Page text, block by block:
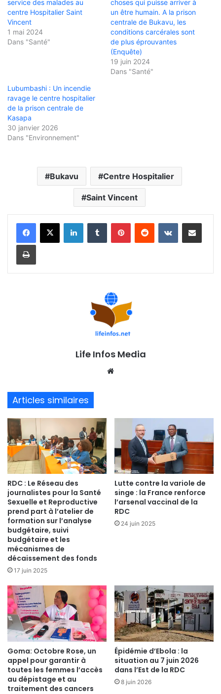
service des malades au
centre Hospitalier Saint
Vincent
1 mai 2024
Dans "Santé"
choses qui puisse arriver à
un être humain. A la prison
centrale de Bukavu, les
conditions carcérales sont
de plus éprouvantes
(Enquête)
19 juin 2024
Dans "Santé"
Lubumbashi : Un incendie
ravage le centre hospitalier
de la prison centrale de
Kasapa
30 janvier 2026
Dans "Environnement"
Bukavu Centre Hospitalier
Saint Vincent
Life Infos Media
Articles similaires
RDC : Le Réseau des
journalistes pour la Santé
Sexuelle et Reproductive
prend part à l’atelier de
formation sur l’analyse
budgétaire, suivi
budgétaire et les
mécanismes de
décaissement des fonds
17 juin 2025
Lutte contre la variole de
singe : la France renforce
l’arsenal vaccinal de la
RDC
24 juin 2025
Goma: Octobre Rose, un
appel pour garantir à
toutes les femmes l’accès
au dépistage et au
traitement des cancers
Épidémie d’Ebola : la
situation au 7 juin 2026
dans l’Est de la RDC
8 juin 2026